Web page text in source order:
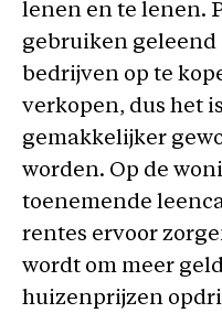
lenen en te lenen.
gebruiken geleend
bedrijven op te
verkopen, dus het
gemakkelijker
worden. Op de
toenemende
rentes ervoor
wordt om meer
huizenprijzen